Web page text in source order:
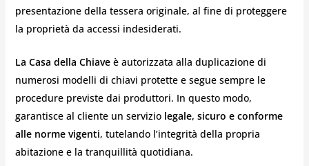
presentazione della tessera originale, al fine di proteggere
la proprietà da accessi indesiderati.
La Casa della Chiaveè autorizzata alla duplicazione di
numerosi modelli di chiavi protette e segue sempre le
procedure previste dai produttori. In questo modo,
garantisce al cliente un servizio legale, sicuro e conforme
alle norme vigenti, tutelando l’integrità della propria
abitazione e la tranquillità quotidiana.